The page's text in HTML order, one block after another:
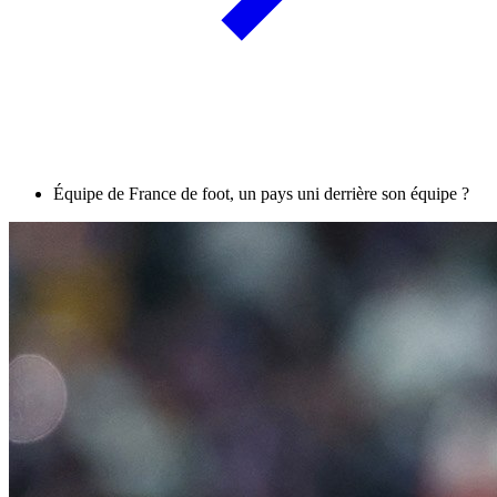
Équipe de France de foot, un pays uni derrière son équipe ?